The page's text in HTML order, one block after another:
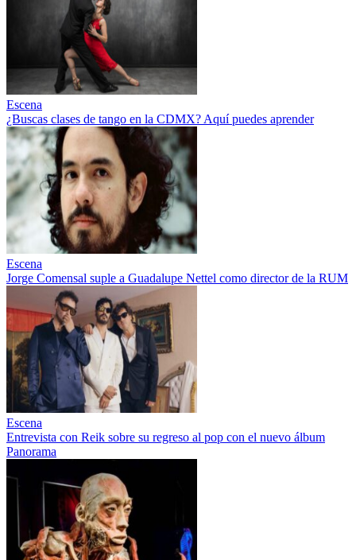
Escena
¿Buscas clases de tango en la CDMX? Aquí puedes aprender
Escena
Jorge Comensal suple a Guadalupe Nettel como director de la RUM
Escena
Entrevista con Reik sobre su regreso al pop con el nuevo álbum
Panorama